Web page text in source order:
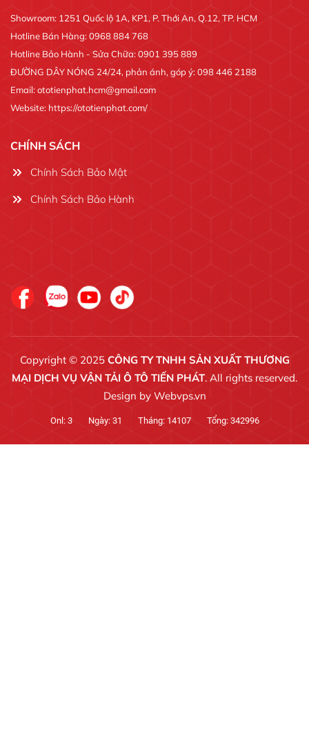
Showroom: 1251 Quốc lộ 1A, KP1, P. Thới An, Q.12, TP. HCM
Hotline Bán Hàng: 0968 884 768
Hotline Bảo Hành - Sửa Chữa: 0901 395 889
ĐƯỜNG DÂY NÓNG 24/24, phản ánh, góp ý: 098 446 2188
Email: ototienphat.hcm@gmail.com
Website: https://ototienphat.com/
CHÍNH SÁCH
Chính Sách Bảo Mật
Chính Sách Bảo Hành
Copyright © 2025 CÔNG TY TNHH SẢN XUẤT THƯƠNG
MẠI DỊCH VỤ VẬN TẢI Ô TÔ TIẾN PHÁT. All rights reserved.
Design by Webvps.vn
Onl: 3 Ngày: 31 Tháng: 14107 Tổng: 342996